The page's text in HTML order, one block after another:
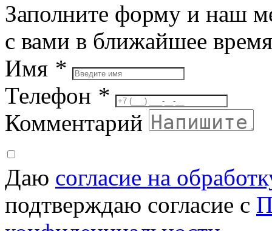
Заполните форму и наш
с вами в ближайшее время
Имя *
Телефон *
Комментарий
Даю согласие на
подтверждаю согласие с